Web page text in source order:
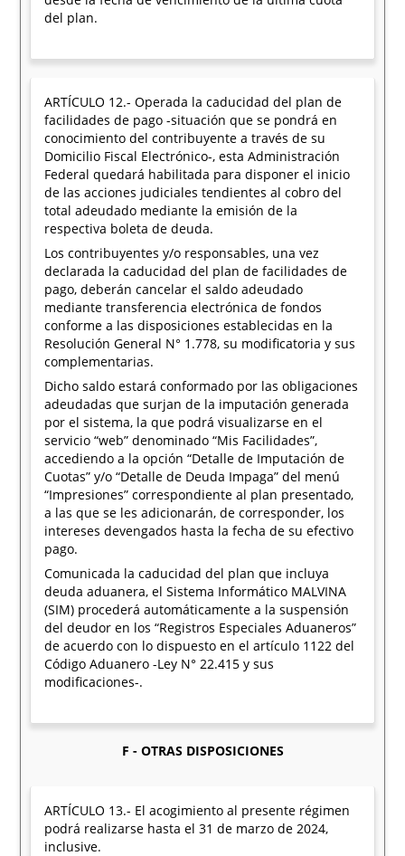
del plan.
ARTÍCULO 12.- Operada la caducidad del plan de
facilidades de pago -situación que se pondrá en
conocimiento del contribuyente a través de su
Domicilio Fiscal Electrónico-, esta Administración
Federal quedará habilitada para disponer el inicio
de las acciones judiciales tendientes al cobro del
total adeudado mediante la emisión de la
respectiva boleta de deuda.
Los contribuyentes y/o responsables, una vez
declarada la caducidad del plan de facilidades de
pago, deberán cancelar el saldo adeudado
mediante transferencia electrónica de fondos
conforme a las disposiciones establecidas en la
Resolución General N° 1.778, su modificatoria y sus
complementarias.
Dicho saldo estará conformado por las obligaciones
adeudadas que surjan de la imputación generada
por el sistema, la que podrá visualizarse en el
servicio “web” denominado “Mis Facilidades”,
accediendo a la opción “Detalle de Imputación de
Cuotas” y/o “Detalle de Deuda Impaga” del menú
“Impresiones” correspondiente al plan presentado,
a las que se les adicionarán, de corresponder, los
intereses devengados hasta la fecha de su efectivo
pago.
Comunicada la caducidad del plan que incluya
deuda aduanera, el Sistema Informático MALVINA
(SIM) procederá automáticamente a la suspensión
del deudor en los “Registros Especiales Aduaneros”
de acuerdo con lo dispuesto en el artículo 1122 del
Código Aduanero -Ley N° 22.415 y sus
modificaciones-.
F - OTRAS DISPOSICIONES
ARTÍCULO 13.- El acogimiento al presente régimen
podrá realizarse hasta el 31 de marzo de 2024,
inclusive.